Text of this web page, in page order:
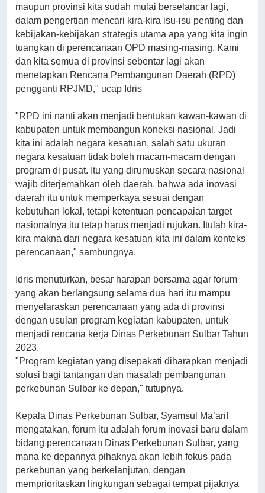
maupun provinsi kita sudah mulai berselancar lagi,
dalam pengertian mencari kira-kira isu-isu penting dan
kebijakan-kebijakan strategis utama apa yang kita ingin
tuangkan di perencanaan OPD masing-masing. Kami
dan kita semua di provinsi sebentar lagi akan
menetapkan Rencana Pembangunan Daerah (RPD)
pengganti RPJMD," ucap Idris
"RPD ini nanti akan menjadi bentukan kawan-kawan di
kabupaten untuk membangun koneksi nasional. Jadi
kita ini adalah negara kesatuan, salah satu ukuran
negara kesatuan tidak boleh macam-macam dengan
program di pusat. Itu yang dirumuskan secara nasional
wajib diterjemahkan oleh daerah, bahwa ada inovasi
daerah itu untuk memperkaya sesuai dengan
kebutuhan lokal, tetapi ketentuan pencapaian target
nasionalnya itu tetap harus menjadi rujukan. Itulah kira-
kira makna dari negara kesatuan kita ini dalam konteks
perencanaan," sambungnya.
Idris menuturkan, besar harapan bersama agar forum
yang akan berlangsung selama dua hari itu mampu
menyelaraskan perencanaan yang ada di provinsi
dengan usulan program kegiatan kabupaten, untuk
menjadi rencana kerja Dinas Perkebunan Sulbar Tahun
2023.
"Program kegiatan yang disepakati diharapkan menjadi
solusi bagi tantangan dan masalah pembangunan
perkebunan Sulbar ke depan," tutupnya.
Kepala Dinas Perkebunan Sulbar, Syamsul Ma’arif
mengatakan, forum itu adalah forum inovasi baru dalam
bidang perencanaan Dinas Perkebunan Sulbar, yang
mana ke depannya pihaknya akan lebih fokus pada
perkebunan yang berkelanjutan, dengan
memprioritaskan lingkungan sebagai tempat pijaknya